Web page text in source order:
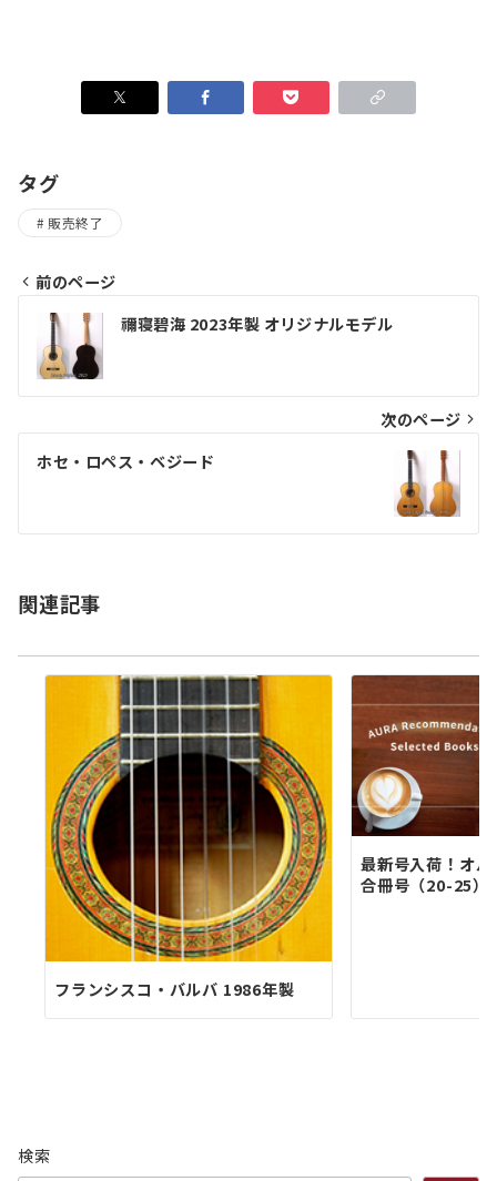
タグ
販売終了
稿
ナ
ビ
ゲ
シ
ン
前のページ
禰寝碧海 2023年製 オリジナルモデル
次のページ
ホセ・ロペス・ベジード
関連記事
フランシスコ・バルバ 1986年製
最新号入荷！オ
合冊号（20-25）
検索